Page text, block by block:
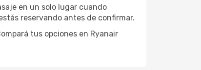
en un solo lugar cuando
reservando antes de confirmar.
tus opciones en Ryanair